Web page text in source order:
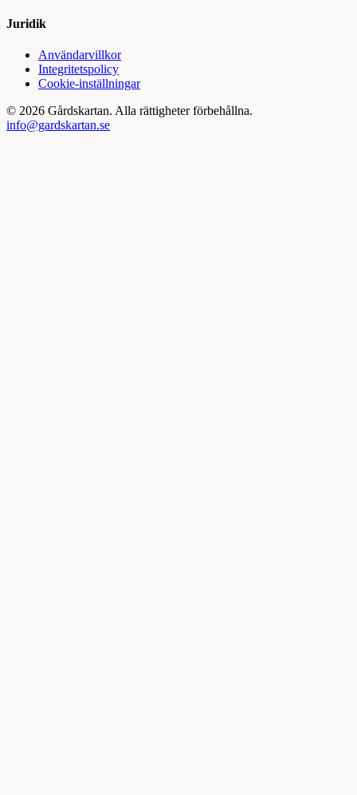
Juridik
Användarvillkor
Integritetspolicy
Cookie-inställningar
© 2026 Gårdskartan. Alla rättigheter förbehållna.
info@gardskartan.se